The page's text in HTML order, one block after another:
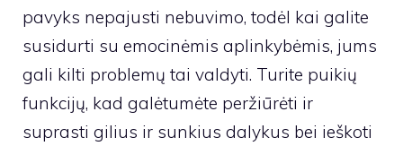
pavyks nepajusti nebuvimo, todėl kai galite
susidurti su emocinėmis aplinkybėmis, jums
gali kilti problemų tai valdyti. Turite puikių
funkcijų, kad galėtumėte peržiūrėti ir
suprasti gilius ir sunkius dalykus bei ieškoti